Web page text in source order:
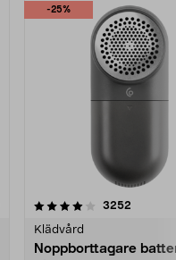
-25%
3252
Klädvård
Noppborttagare
4.5av 5 stjärnor